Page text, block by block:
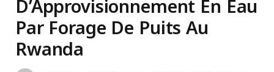
D’Approvisionnement En Eau
Par Forage De Puits Au
Rwanda